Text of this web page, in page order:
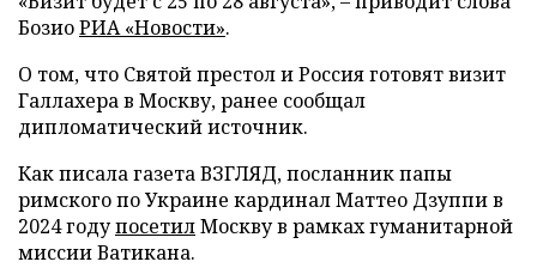
БозиоРИА «Новости».
О том, что Святой престол и Россия готовят визит
Галлахера в Москву, ранее сообщал
дипломатический источник.
Как писала газета ВЗГЛЯД, посланник папы
римского по Украине кардинал Маттео Дзуппи в
2024 годупосетилМоскву в рамках гуманитарной
миссии Ватикана.